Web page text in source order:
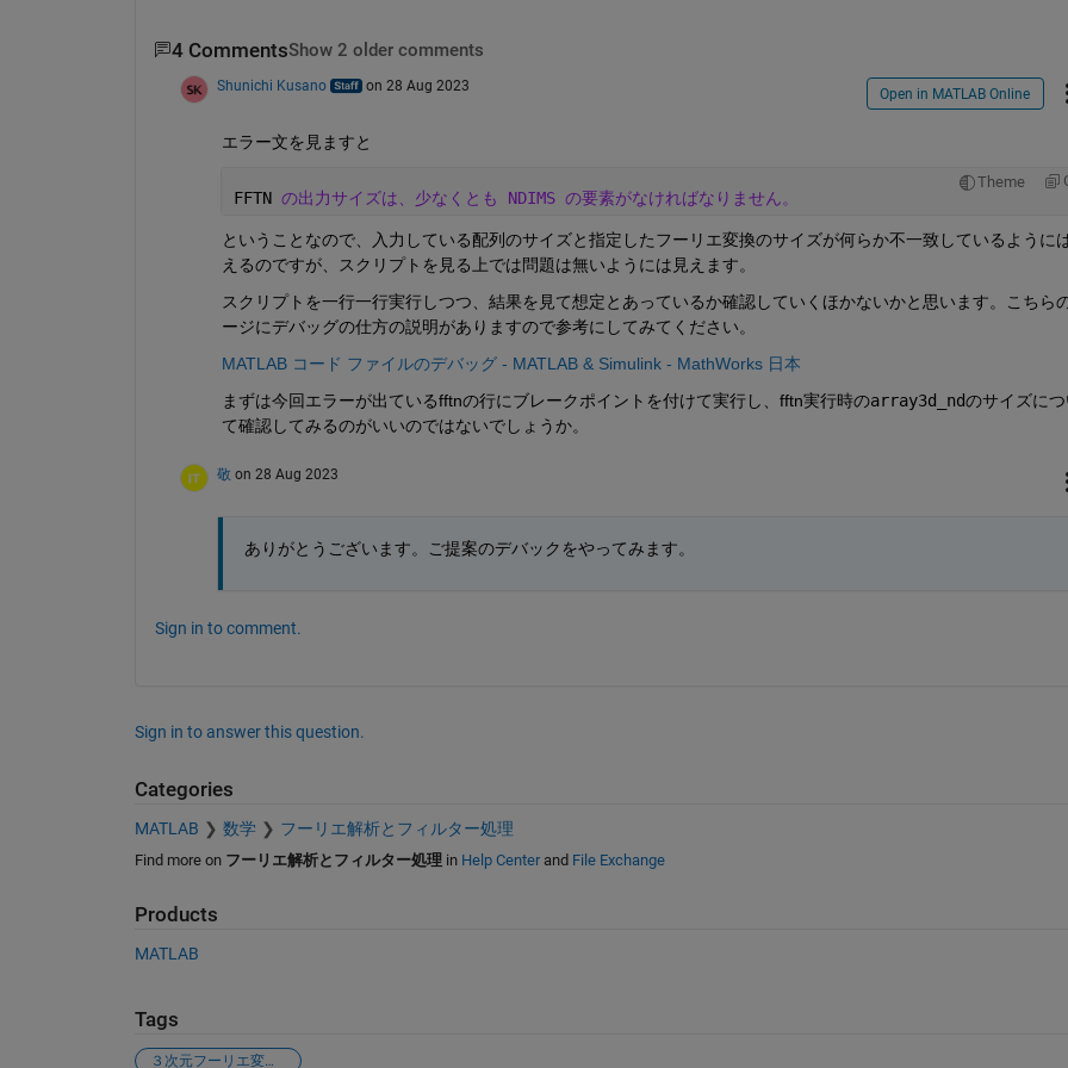
4 CommentsShow 2 older comments
Shunichi Kusano on 28 Aug 2023 Open in MATLAB Online
エラー文を見ますと
Theme
FFTN の出力サイズは、少なくとも NDIMS の要素がなければなりません。
ということなので、入力している配列のサイズと指定したフーリエ変換のサイズが何らか不一致しているように
えるのですが、スクリプトを見る上では問題は無いようには見えます。
スクリプトを一行一行実行しつつ、結果を見て想定とあっているか確認していくほかないかと思います。こちら
ージにデバッグの仕方の説明がありますので参考にしてみてください。
MATLAB コード ファイルのデバッグ - MATLAB & Simulink - MathWorks 日本
まずは今回エラーが出ているfftnの行にブレークポイントを付けて実行し、fftn実行時のarray3d_ndのサイズにつ
て確認してみるのがいいのではないでしょうか。
敬 on 28 Aug 2023
ありがとうございます。ご提案のデバックをやってみます。
Sign in to comment.
Sign in to answer this question.
Categories
MATLAB 数学 フーリエ解析とフィルター処理
Find more on フーリエ解析とフィルター処理 in Help Centerand File Exchange
Products
MATLAB
Tags
３次元フーリエ変換 スペクトラム